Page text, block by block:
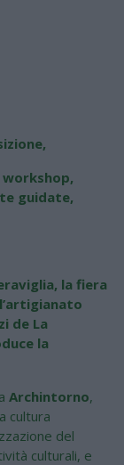
guidate,
la fiera
de La
la
Archintorno,
cultura
del
culturali, e